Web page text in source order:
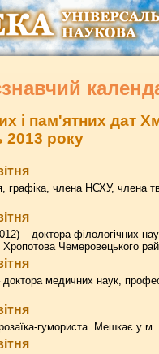
і пам'ятних дат
2013 року
члена НСХУ, члена
– доктора філологічних
Чемеровецького
медичних наук,
гумориста. Мешкає у